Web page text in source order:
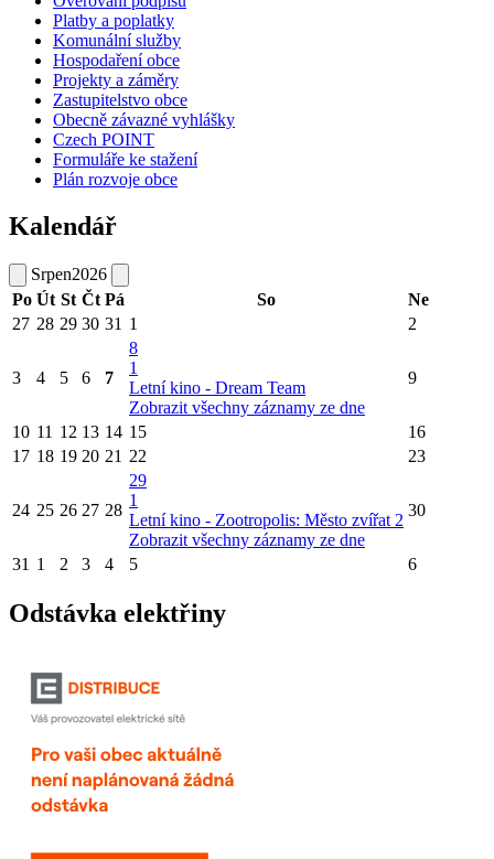
Platby a poplatky
Komunální služby
Hospodaření obce
Projekty a záměry
Zastupitelstvo obce
Obecně závazné vyhlášky
Czech POINT
Formuláře ke stažení
Plán rozvoje obce
Kalendář
Srpen2026
Po Út St Čt Pá So
Ne
27 28 29 30 31 1 2
3 4 5 6 7
8
1
Letní kino - Dream Team
Zobrazit všechny záznamy ze dne
9
10 11 12 13 14 15
16
17 18 19 20 21 22 23
24 25 26 27 28
29
1
Letní kino - Zootropolis: Město zvířat 2
Zobrazit všechny záznamy ze dne
30
31 1 2 3 4 5 6
Odstávka elektřiny